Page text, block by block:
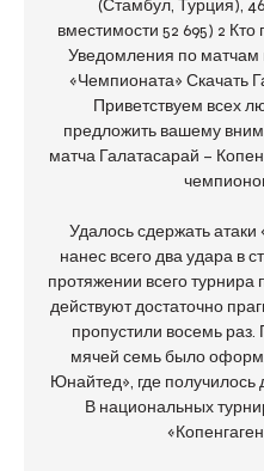
(Стамбул, Турция), 46
вместимости 52 695) 2
Уведомления по
«Чемпионата» Скачать
Приветствуем всех
предложить вашему
матча Галатасарай –
Удалось сдержать
нанес всего два удара в
протяжении всего
действуют достаточно
пропустили восемь раз.
мячей семь было
Юнайтед», где получилось
В национальных